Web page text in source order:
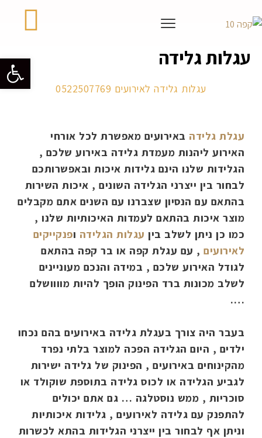
פתח עגלות גלידה
עגלות גלידה לאירועים 0522507769
עגלת גלידה באירועים מאפשרת לכל אורחי
האירוע ליהנות מעמדת גלידה באירוע שלכם ,
הגלידות שלנו הינם גלידות איכות ובאפשרותכם
לבחור בין ייצרני הגלידה השונים , איכות השירות
בהתאם עם הנסיון שצברנו עם השנים אתם מקבלים
מוצר איכות בהתאם לעמדות האיכותיות שלנו ,
כמו כן ניתן לשלב בין עגלות הגלידה ופנקייקים
לאירועים , עם עגלת קפה או בר קפה בהתאם
לגודל האירוע שלכם , במידה והנכם מעוניינים
לשלב מכונות ברד הפינוק הופך להיות מוווושלם
….
בעבר היה צורך בעגלת גלידה באירועים בהם נכחו
ילדים , היום הגלידה הפכה למוצר בלתי נפרד
מהקינוחים באירועים , הפינוק של גלידה ישירות
לגביע הגלידה או לכוס גלידה בתוספת שוקולד או
סוכריות , ממש נוסטלגה … גם אתם יכולים
להתפנק עם גלידה לאירועים , גלידות איכותיות
וניתן אף לבחור בין ייצרני הגלידות בהתא לכשרות